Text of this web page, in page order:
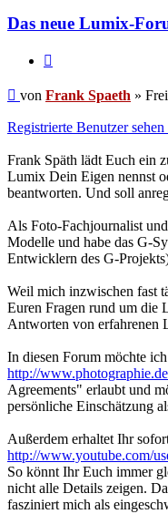
Spaeth
Das neue Lumix-
Beitrag
von Frank Spaeth »
Registrierte Benutzer
Frank Späth lädt Euch ein
Lumix Dein Eigen nennst
beantworten. Und soll
Als Foto-Fachjournalist
Modelle und habe das G-
Entwicklern des G-
Weil mich inzwischen fast
Euren Fragen rund um die
Antworten von erfahrenen
In diesen Forum möchte
http://www.photographie.de
Agreements" erlaubt und
persönliche Einschätzung
Außerdem erhaltet Ihr
http://www.youtube.com/
So könnt Ihr Euch immer
nicht alle Details zeigen.
fasziniert mich als